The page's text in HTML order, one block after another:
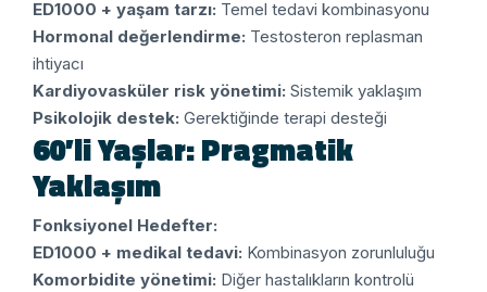
ED1000 + yaşam tarzı: Temel tedavi kombinasyonu
Hormonal değerlendirme: Testosteron replasman
ihtiyacı
Kardiyovasküler risk yönetimi: Sistemik yaklaşım
Psikolojik destek: Gerektiğinde terapi desteği
60’li Yaşlar: Pragmatik
Yaklaşım
Fonksiyonel Hedefter:
ED1000 + medikal tedavi: Kombinasyon zorunluluğu
Komorbidite yönetimi: Diğer hastalıkların kontrolü